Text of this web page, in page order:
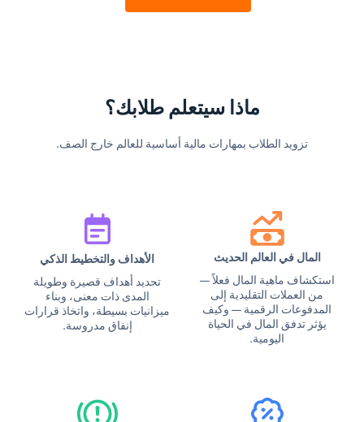
ماذا سيتعلم طلابك؟
تزويد الطلاب بمهارات مالية أساسية للعالم خارج الصف.
المال في العالم الحديث
استكشاف ماهية المال فعلاً —
من العملات التقليدية إلى
المدفوعات الرقمية — وكيف
يؤثر تدفق المال في الحياة
اليومية.
الأهداف والتخطيط الذكي
تحديد أهداف قصيرة وطويلة
المدى ذات معنى، وبناء
ميزانيات بسيطة، واتخاذ قرارات
إنفاق مدروسة.